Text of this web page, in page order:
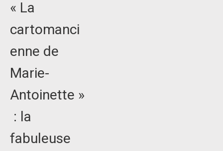
« La
cartomanci
enne de
Marie-
Antoinette »
: la
fabuleuse